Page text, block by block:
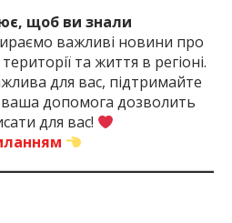
щоб ви знали
важливі новини про
та життя в регіоні.
для вас, підтримайте
допомога дозволить
для вас!